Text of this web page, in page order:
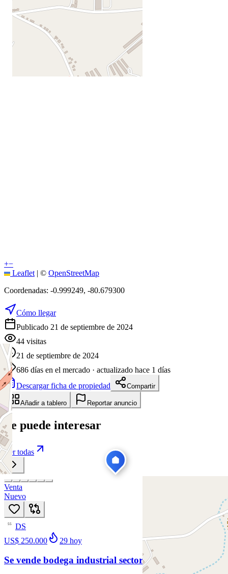
+−
Leaflet | © OpenStreetMap
Coordenadas: -0.999249, -80.679300
Cómo llegar
Publicado 21 de septiembre de 2024
44 visitas
21 de septiembre de 2024
686 días en el mercado · actualizado hace 1 días
Descargar ficha de propiedad
Compartir
Añadir a tablero Reportar anuncio
Te puede interesar
Ver todas
Venta
Nuevo
55
DS
US$ 250.000
29 hoy
Se vende bodega industrial sector Porvenir Manta